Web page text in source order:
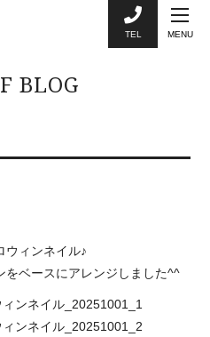
TEL MENU
BLOG
ウィンネイル♪
をベースにアレンジしました^^